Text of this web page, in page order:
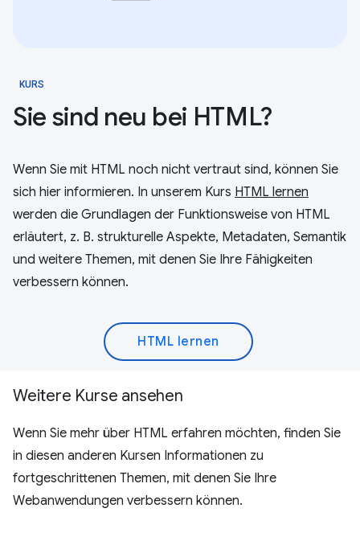
KURS
Sie sind neu bei HTML?
Wenn Sie mit HTML noch nicht vertraut sind, können Sie
sich hier informieren. In unserem Kurs HTML lernen
werden die Grundlagen der Funktionsweise von HTML
erläutert, z. B. strukturelle Aspekte, Metadaten, Semantik
und weitere Themen, mit denen Sie Ihre Fähigkeiten
verbessern können.
HTML lernen
Weitere Kurse ansehen
Wenn Sie mehr über HTML erfahren möchten, finden Sie
in diesen anderen Kursen Informationen zu
fortgeschrittenen Themen, mit denen Sie Ihre
Webanwendungen verbessern können.